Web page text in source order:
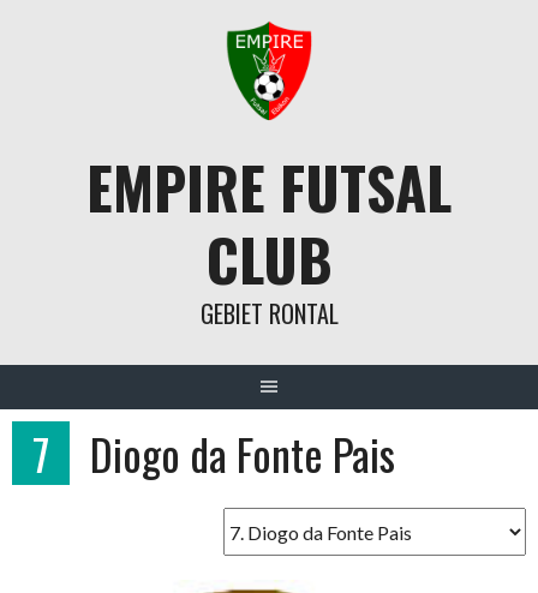
EMPIRE FUTSAL
CLUB
GEBIET RONTAL
7 Diogo da Fonte Pais